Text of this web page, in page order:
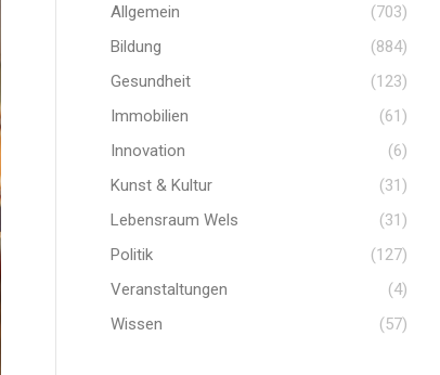
Allgemein
(703)
Bildung
(884)
Gesundheit
(123)
Immobilien
(61)
Innovation
(6)
Kunst & Kultur
(31)
Lebensraum Wels
(31)
Politik
(127)
Veranstaltungen
(4)
Wissen
(57)